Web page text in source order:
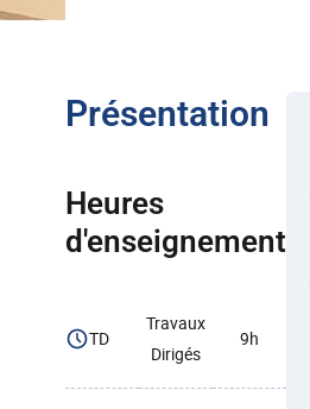
Présentation
Heures
d'enseignement
TD
Travaux
Dirigés
9h